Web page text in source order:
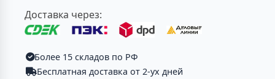
Доставка через:
Более 15 складов по РФ
Бесплатная доставка от 2-ух дней